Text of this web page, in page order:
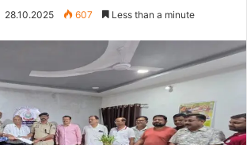
28.10.2025 607 Less than a minute